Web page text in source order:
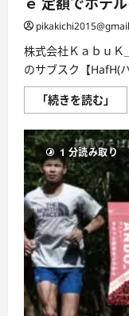
く
活
き
る
オ
ー
ル
を
餃
子
に
し
た
に
つ
い
て
さ
ら
に
読
ｅ 定額でホテ
株式会社ＫａｂｕＫ
のサブスク【HafH(ハ
「続きを読む」
フ)
式
会
社
Ｋ
ａ
ｕ
＿
Ｓ
ｔ
ｙ
ｌ
ｅ
定
額
で
1 分読み取り